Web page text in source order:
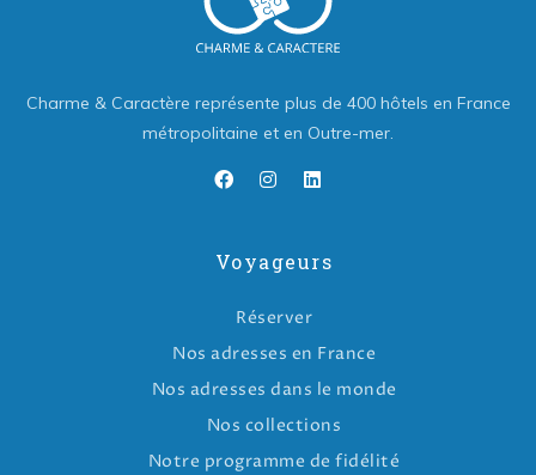
Charme & Caractère représente plus de 400 hôtels en France
métropolitaine et en Outre-mer.
Voyageurs
Réserver
Nos adresses en France
Nos adresses dans le monde
Nos collections
Notre programme de fidélité